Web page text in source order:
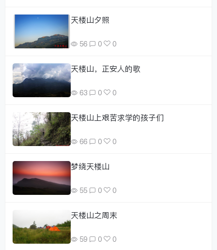
天楼山夕照
56 0 0
天楼山，正安人的歌
63 0 0
天楼山上艰苦求学的孩子们
66 0 0
梦绕天楼山
55 0 0
天楼山之周末
59 0 0